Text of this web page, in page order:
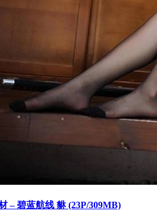
– 碧蓝航线 貅 (23P/309MB)